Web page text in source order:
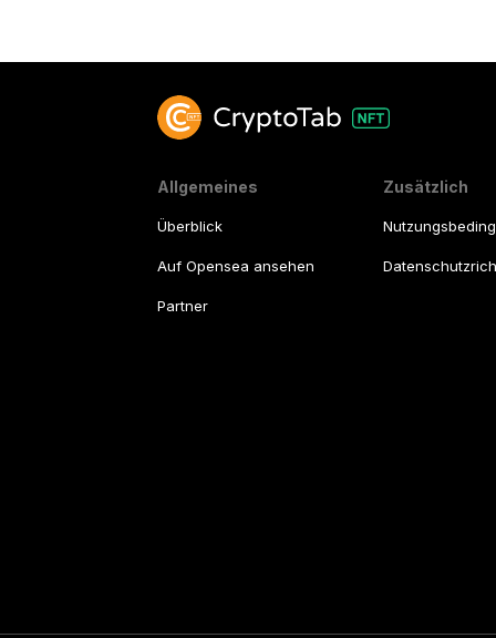
Allgemeines
Überblick
Auf Opensea ansehen
Partner
Zusätzlich